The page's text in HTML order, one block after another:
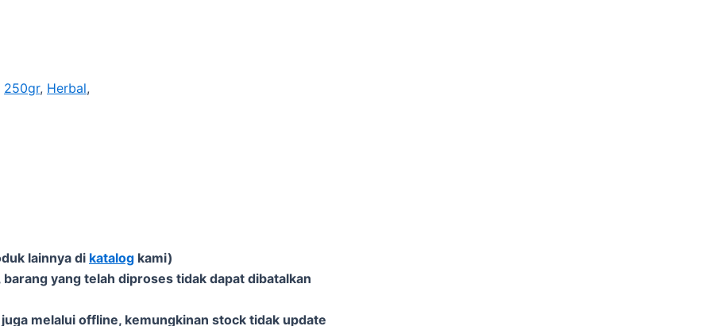
250gr, Herbal,
lainnya di katalog kami)
yang telah diproses tidak dapat dibatalkan
melalui offline, kemungkinan stock tidak update